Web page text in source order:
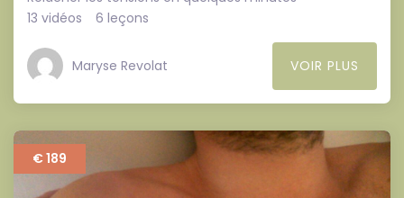
13 vidéos
6 leçons
Maryse Revolat VOIR PLUS
€ 189